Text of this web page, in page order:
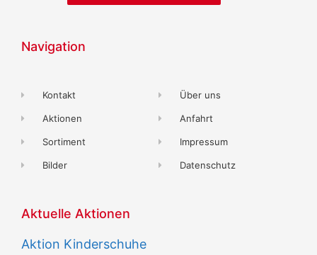
Navigation
Kontakt
Aktionen
Sortiment
Bilder
Über uns
Anfahrt
Impressum
Datenschutz
Aktuelle Aktionen
Aktion Kinderschuhe